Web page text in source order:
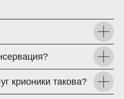
крионики такова?